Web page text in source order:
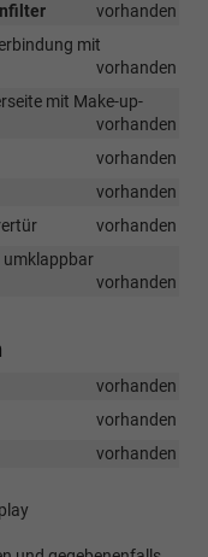
vorhanden
mit
vorhanden
mit Make-up-
vorhanden
vorhanden
vorhanden
vorhanden
umklappbar
vorhanden
vorhanden
vorhanden
vorhanden